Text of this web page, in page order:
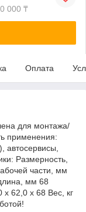
000 ₸
Оплата
для монтажа/
применения:
автосервисы,
Размерность,
части, мм
мм 68
62,0 х 68 Вес, кг